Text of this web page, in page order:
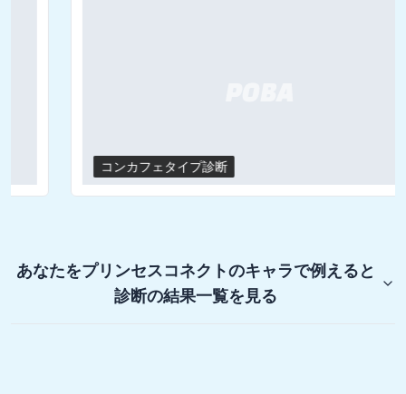
コンカフェタイプ診断
あなたをプリンセスコネクトのキャラで例えると
診断の結果一覧を見る